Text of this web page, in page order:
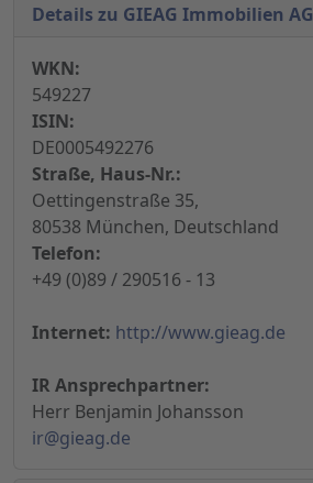
Details zu GIEAG Immobilien AG
WKN:
549227
ISIN:
DE0005492276
Straße, Haus-Nr.:
Oettingenstraße 35,
80538 München, Deutschland
Telefon:
+49 (0)89 / 290516 - 13
Internet: http://www.gieag.de
IR Ansprechpartner:
Herr Benjamin Johansson
ir@gieag.de